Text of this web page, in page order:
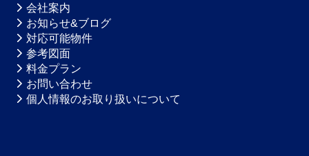
会社案内
お知らせ&ブログ
対応可能物件
参考図面
料金プラン
お問い合わせ
個人情報のお取り扱いについて